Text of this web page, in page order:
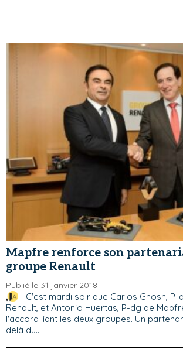
Mapfre renforce son
groupe Renault
Publié le 31 janvier 2018
C'est mardi soir que Carlos Ghosn,
Renault, et Antonio Huertas, P-dg de
l'accord liant les deux groupes. Un
delà du...